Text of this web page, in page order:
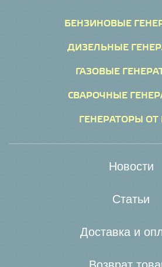
БЕНЗИНОВЫЕ
ДИЗЕЛЬНЫЕ
ГАЗОВЫЕ
СВАРОЧНЫЕ
ГЕНЕРАТОРЫ
Новости
Статьи
Доставка и